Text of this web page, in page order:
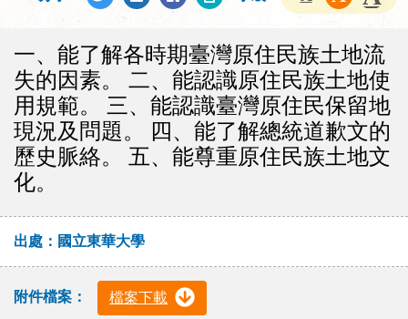
一、能了解各時期臺灣原住民族土地流
失的因素。 二、能認識原住民族土地使
用規範。 三、能認識臺灣原住民保留地
現況及問題。 四、能了解總統道歉文的
歷史脈絡。 五、能尊重原住民族土地文
化。
出處：國立東華大學
附件檔案： 檔案下載